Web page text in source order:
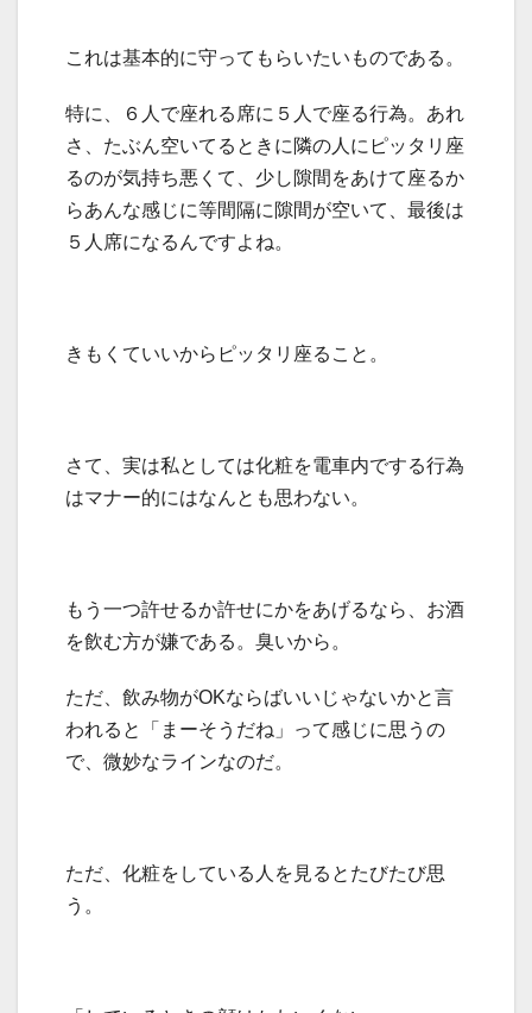
これは基本的に守ってもらいたいものである。
特に、６人で座れる席に５人で座る行為。あれ
さ、たぶん空いてるときに隣の人にピッタリ座
るのが気持ち悪くて、少し隙間をあけて座るか
らあんな感じに等間隔に隙間が空いて、最後は
５人席になるんですよね。
きもくていいからピッタリ座ること。
さて、実は私としては化粧を電車内でする行為
はマナー的にはなんとも思わない。
もう一つ許せるか許せにかをあげるなら、お酒
を飲む方が嫌である。臭いから。
ただ、飲み物がOKならばいいじゃないかと言
われると「まーそうだね」って感じに思うの
で、微妙なラインなのだ。
ただ、化粧をしている人を見るとたびたび思
う。